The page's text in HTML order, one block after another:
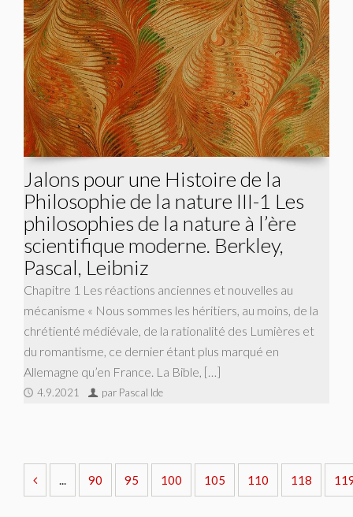
Jalons pour une Histoire de la
Philosophie de la nature III-1 Les
philosophies de la nature à l’ère
scientifique moderne. Berkley,
Pascal, Leibniz
Chapitre 1 Les réactions anciennes et nouvelles au
mécanisme « Nous sommes les héritiers, au moins, de la
chrétienté médiévale, de la rationalité des Lumières et
du ro­mantisme, ce dernier étant plus marqué en
Allemagne qu’en France. La Bible, […]
4.9.2021 par Pascal Ide
... 90 95 100 105 110 118